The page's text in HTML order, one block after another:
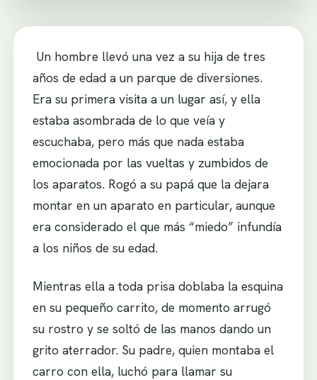
Un hombre llevó una vez a su hija de tres
años de edad a un parque de diversiones.
Era su primera visita a un lugar así, y ella
estaba asombrada de lo que veía y
escuchaba, pero más que nada estaba
emocionada por las vueltas y zumbidos de
los aparatos. Rogó a su papá que la dejara
montar en un aparato en particular, aunque
era considerado el que más “miedo” infundía
a los niños de su edad.
Mientras ella a toda prisa doblaba la esquina
en su pequeño carrito, de momento arrugó
su rostro y se soltó de las manos dando un
grito aterrador. Su padre, quien montaba el
carro con ella, luchó para llamar su